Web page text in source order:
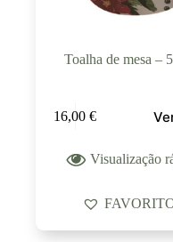
Toalha de mesa –
16,00€
Visualização